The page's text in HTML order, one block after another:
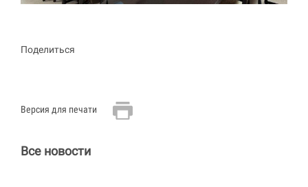
Поделиться
Версия для печати
Все новости